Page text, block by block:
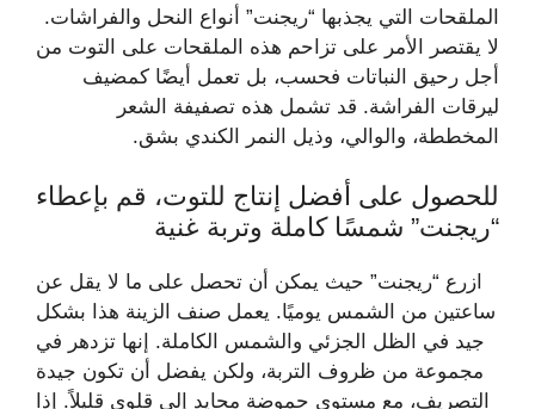
الملقحات التي يجذبها “ريجنت” أنواع النحل والفراشات.
لا يقتصر الأمر على تزاحم هذه الملقحات على التوت من
أجل رحيق النباتات فحسب، بل تعمل أيضًا كمضيف
ليرقات الفراشة. قد تشمل هذه تصفيفة الشعر
المخططة، والوالي، وذيل النمر الكندي بشق.
للحصول على أفضل إنتاج للتوت، قم بإعطاء
“ريجنت” شمسًا كاملة وتربة غنية
ازرع “ريجنت” حيث يمكن أن تحصل على ما لا يقل عن
ساعتين من الشمس يوميًا. يعمل صنف الزينة هذا بشكل
جيد في الظل الجزئي والشمس الكاملة. إنها تزدهر في
مجموعة من ظروف التربة، ولكن يفضل أن تكون جيدة
التصريف، مع مستوى حموضة محايد إلى قلوي قليلاً. إذا